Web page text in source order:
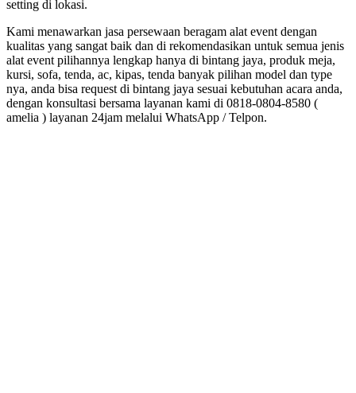
setting di lokasi.
Kami menawarkan jasa persewaan beragam alat event dengan
kualitas yang sangat baik dan di rekomendasikan untuk semua jenis
alat event pilihannya lengkap hanya di bintang jaya, produk meja,
kursi, sofa, tenda, ac, kipas, tenda banyak pilihan model dan type
nya, anda bisa request di bintang jaya sesuai kebutuhan acara anda,
dengan konsultasi bersama layanan kami di 0818-0804-8580 (
amelia ) layanan 24jam melalui WhatsApp / Telpon.